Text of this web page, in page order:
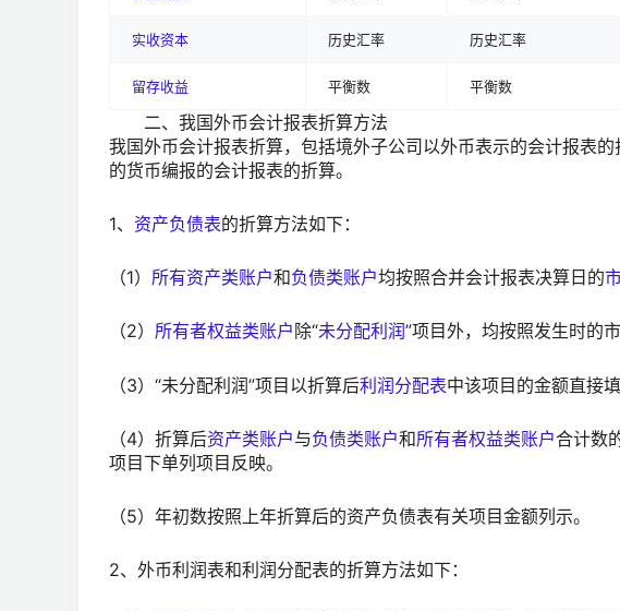
实收资本 历史汇率 历史汇率
留存收益 平衡数 平衡数
二、我国外币会计报表折算方法
我国外币会计报表折算，包括境外子公司以外币表示的会计报表
的货币编报的会计报表的折算。
1、 资产负债表的折算方法如下：
（1） 所有资产类账户和负债类账户均按照合并会计报表决算日的
（2） 所有者权益类账户 除“未分配利润”项目外，均按照发生时的
（3）“未分配利润”项目以折算后利润分配表中该项目的金额直接填
（4）折算后资产类账户与负债类账户和所有者权益类账户合计数
项目下单列项目反映。
（5）年初数按照上年折算后的资产负债表有关项目金额列示。
2、外币利润表和利润分配表的折算方法如下：